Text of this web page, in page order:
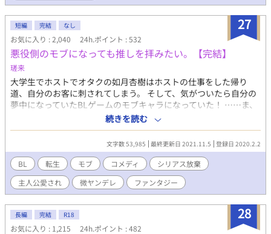
27
短編 完結 なし
お気に入り : 2,040 24h.ポイント : 532
悪役側のモブになっても推しを拝みたい。【完結】
瑳来
大学生でホストでオタクの如月杏樹はホストの仕事をした帰り
道、自分のお客に刺されてしまう。 そして、気がついたら自分の
夢中になっていたBLゲームのモブキャラになっていた！ ……ま、
推しを拝めるからいっか！ てな感じで、ほのぼのと生きていこう
と心に決めたのであった。 ウィル様のおまけにて完結致しまし
た。 長い間お付き合い頂きありがとうございました！
続きを読む
文字数 53,985 最終更新日 2021.11.5 登録日 2020.2.2
BL 転生 モブ コメディ
シリアス放棄
主人公愛され
微ヤンデレ ファンタジー
28
長編 完結 R18
お気に入り : 1,215 24h.ポイント : 482